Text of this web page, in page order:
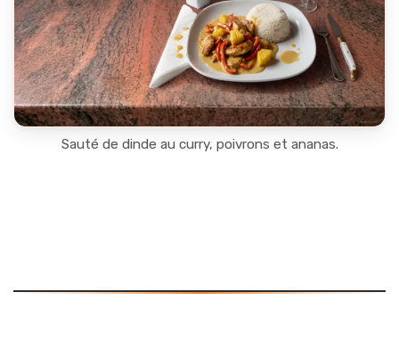
Sauté de dinde au curry, poivrons et ananas.